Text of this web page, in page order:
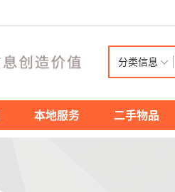
分类信息
本地服务 二手物品